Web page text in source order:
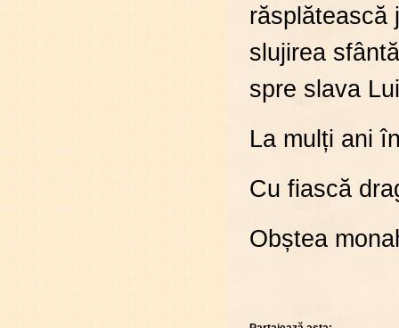
răsplătească
slujirea
spre slava
La mulți ani
Cu fiască
Obștea